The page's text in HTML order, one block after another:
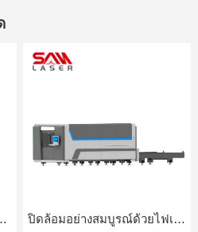
ซอร์เครื่องตัด ปิดล้อมอย่างสมบูรณ์ด้วยไฟเบอร์ไฟเบอร์ตัดเครื่องตัดเลเซอร์สูง